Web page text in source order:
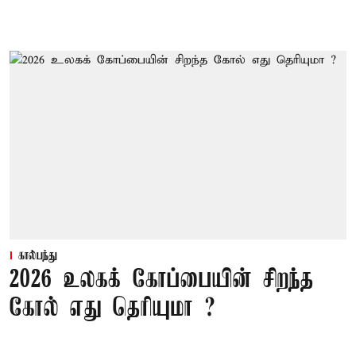
கால்பந்து
2026 உலகக் கோப்பையின் சிறந்த
கோல் எது தெரியுமா ?